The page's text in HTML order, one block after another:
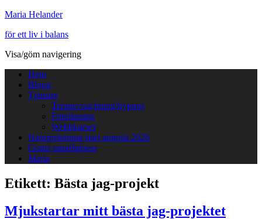
Maria Helander
för ett liv i balans
Visa/göm navigering
Hem
Blogg
Tjänster
Terapi/coachning/hypnos
Föreläsning
Webbkurser
Naturprästinna start augusti 2026
Gratis mindfulness
Maria
Etikett: Bästa jag-projekt
Mjukstartar mitt bästa jag-projektet